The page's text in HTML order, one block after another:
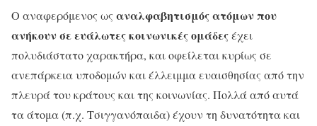
Ο αναφερόμενος ως αναλφαβητισμός ατόμων που
ανήκουν σε ευάλωτες κοινωνικές ομάδεςέχει
πολυδιάστατο χαρακτήρα, και οφείλεται κυρίως σε
ανεπάρκεια υποδομών και έλλειμμα ευαισθησίας από την
πλευρά του κράτους και της κοινωνίας. Πολλά από αυτά
τα άτομα (π.χ. Τσιγγανόπαιδα) έχουν τη δυνατότητα και